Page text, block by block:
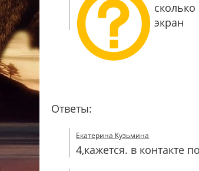
экран
Ответы:
Екатерина Кузьмина
4,кажется. в контакте